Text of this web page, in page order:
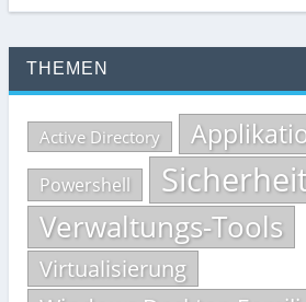
THEMEN
Active Directory
Powershell
Verwaltungs-Tools
Virtualisierung